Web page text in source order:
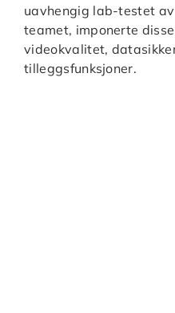
uavhengig lab-testet
teamet, imponerte
videokvalitet,
tilleggsfunksjoner.